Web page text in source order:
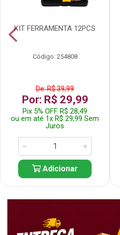
KIT FERRAMENTA 12PCS
Código: 254808
De: R$ 39,99
Por: R$ 29,99
Pix 5% OFF R$ 28,49
ou em até 1x R$ 29,99 Sem
Juros
Adicionar